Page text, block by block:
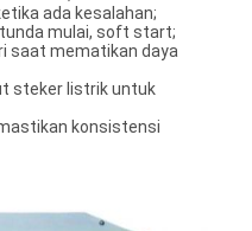
ada kesalahan;
mulai, soft start;
saat mematikan daya
steker listrik untuk
konsistensi